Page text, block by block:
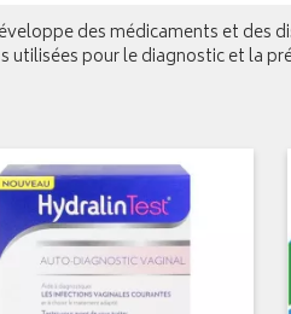
des médicaments et des
utilisées pour le diagnostic et la